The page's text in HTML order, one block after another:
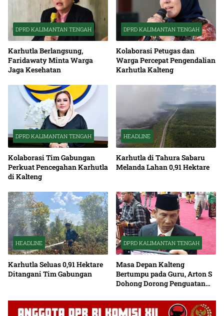
DPRD KALIMANTAN TENGAH
Karhutla Berlangsung,
Faridawaty Minta Warga
Jaga Kesehatan
DPRD KALIMANTAN TENGAH
Kolaborasi Petugas dan
Warga Percepat Pengendalian
Karhutla Kalteng
DPRD KALIMANTAN TENGAH
Kolaborasi Tim Gabungan
Perkuat Pencegahan Karhutla
di Kalteng
HEADLINE
Karhutla di Tahura Sabaru
Melanda Lahan 0,91 Hektare
HEADLINE
Karhutla Seluas 0,91 Hektare
Ditangani Tim Gabungan
DPRD KALIMANTAN TENGAH
Masa Depan Kalteng
Bertumpu pada Guru, Arton S
Dohong Dorong Penguatan